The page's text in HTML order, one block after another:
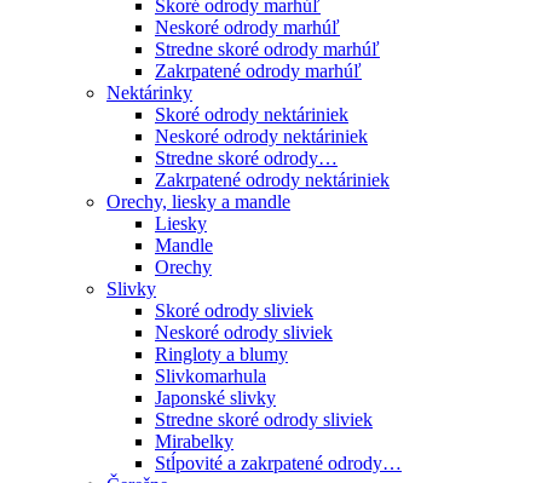
Skoré odrody marhúľ
Neskoré odrody marhúľ
Stredne skoré odrody marhúľ
Zakrpatené odrody marhúľ
Nektárinky
Skoré odrody nektáriniek
Neskoré odrody nektáriniek
Stredne skoré odrody…
Zakrpatené odrody nektáriniek
Orechy, liesky a mandle
Liesky
Mandle
Orechy
Slivky
Skoré odrody sliviek
Neskoré odrody sliviek
Ringloty a blumy
Slivkomarhula
Japonské slivky
Stredne skoré odrody sliviek
Mirabelky
Stĺpovité a zakrpatené odrody…